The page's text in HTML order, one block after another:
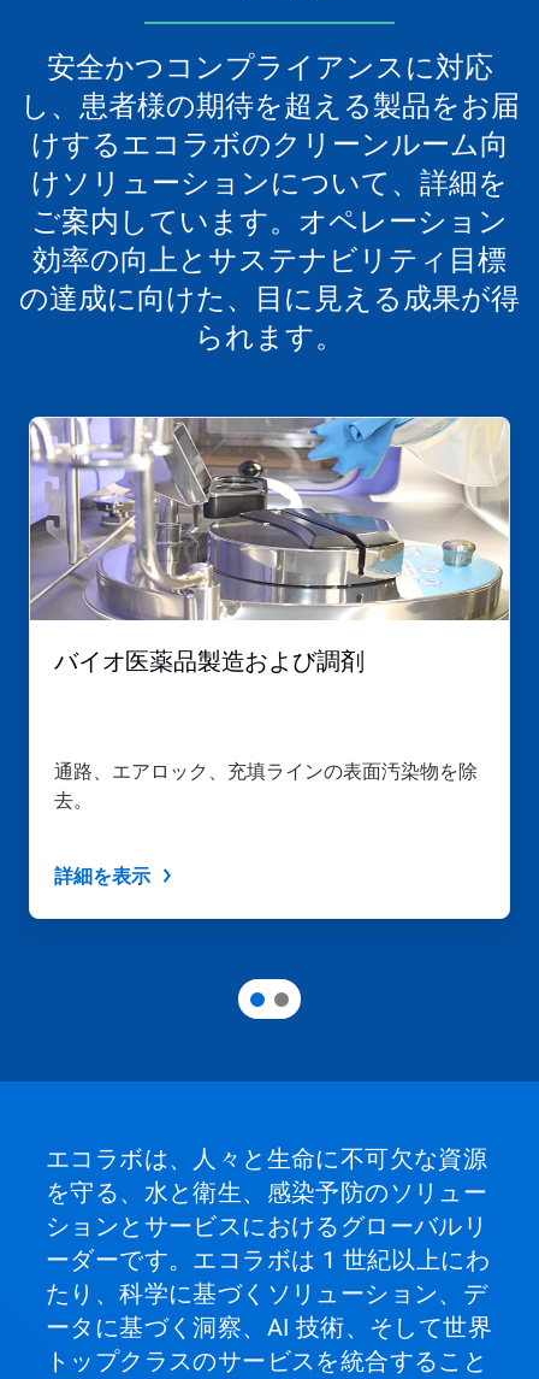
安全かつコンプライアンスに対応
し、患者様の期待を超える製品をお届
けするエコラボのクリーンルーム向
けソリューションについて、詳細を
ご案内しています。オペレーション
効率の向上とサステナビリティ目標
の達成に向けた、目に見える成果が得
られます。
バイオ医薬品製造および調剤
通路、エアロック、充填ラインの表面汚染物を除
去。
詳細を表示
エコラボは、人々と生命に不可欠な資源
を守る、水と衛生、感染予防のソリュー
ションとサービスにおけるグローバルリ
ーダーです。エコラボは 1 世紀以上にわ
たり、科学に基づくソリューション、デ
ータに基づく洞察、AI 技術、そして世界
トップクラスのサービスを統合すること